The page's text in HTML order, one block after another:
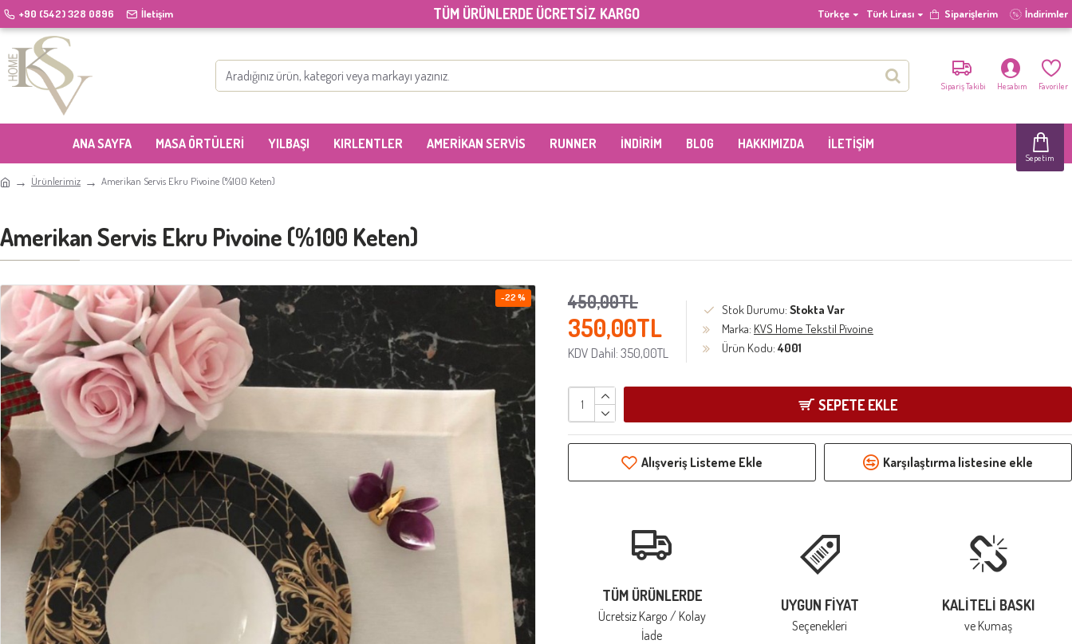
+90 (542) 328 0896 İletişim TÜM ÜRÜNLERDE ÜCRETSİZ KARGO Türkçe Türk Lirası Siparişlerim İndirimler
Sipariş Takibi Hesabım Favoriler
ANA SAYFA MASA ÖRTÜLERI YILBAŞI KIRLENTLER AMERİKAN SERVİS RUNNER İNDİRİM BLOG HAKKIMIZDA İLETIŞIM
Sepetim
Ürünlerimiz Amerikan Servis Ekru Pivoine (%100 Keten)
Amerikan Servis Ekru Pivoine (%100 Keten)
-22 %
350,00TL
450,00TL
KDV Dahil: 350,00TL
Stok Durumu: Stokta Var
Marka: KVS Home Tekstil Pivoine
Ürün Kodu: 4001
SEPETE EKLE
Alışveriş Listeme Ekle Karşılaştırma listesine ekle
TÜM ÜRÜNLERDE
Ücretsiz Kargo / Kolay
İade
UYGUN FIYAT
Seçenekleri
KALITELI BASKI
ve Kumaş